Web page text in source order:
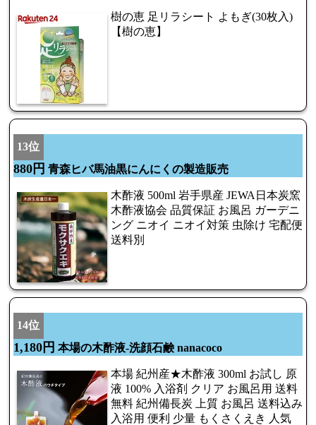
樹の恵 足リラシート よもぎ(30枚入)
【樹の恵】
13位
880円 青森ヒバ馬油黒にんにくの製造販売
木酢液 500ml 岩手県産 JEWA日本炭窯
木酢液協会 品質保証 お風呂 ガーデニ
ング ニオイ ニオイ対策 虫除け 宅配便
送料別
14位
1,180円 本場の木酢液-洗顔石鹸 nanacoco
本場 紀州産★木酢液 300ml お試し 原
液 100% 入浴剤 クリア お風呂用 送料
無料 紀州備長炭 上質 お風呂 送料込み
入浴用 便利 少量 もくさくえき 人気